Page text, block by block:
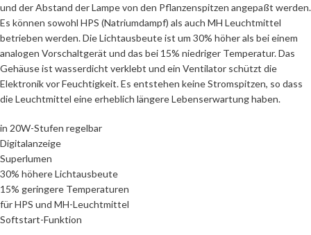
und der Abstand der Lampe von den Pflanzenspitzen angepaßt werden.
Es können sowohl HPS (Natriumdampf) als auch MH Leuchtmittel
betrieben werden. Die Lichtausbeute ist um 30% höher als bei einem
analogen Vorschaltgerät und das bei 15% niedriger Temperatur. Das
Gehäuse ist wasserdicht verklebt und ein Ventilator schützt die
Elektronik vor Feuchtigkeit. Es entstehen keine Stromspitzen, so dass
die Leuchtmittel eine erheblich längere Lebenserwartung haben.
in 20W-Stufen regelbar
Digitalanzeige
Superlumen
30% höhere Lichtausbeute
15% geringere Temperaturen
für HPS und MH-Leuchtmittel
Softstart-Funktion